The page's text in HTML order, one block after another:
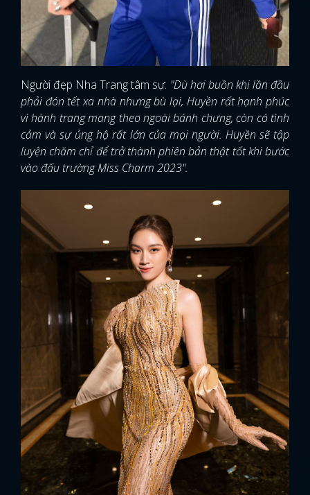
Người đẹp Nha Trang tâm sự: "Dù hơi buồn khi lần đầu
phải đón tết xa nhà nhưng bù lại, Huyền rất hạnh phúc
vì hành trang mang theo ngoài bánh chưng, còn có tình
cảm và sự ủng hộ rất lớn của mọi người. Huyền sẽ tập
luyện chăm chỉ để trở thành phiên bản thật tốt khi bước
vào đấu trường Miss Charm 2023".